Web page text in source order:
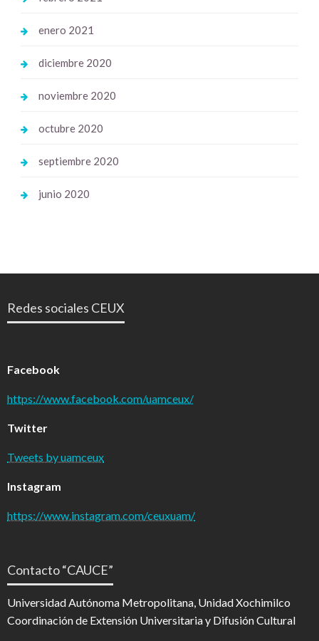
enero 2021
diciembre 2020
noviembre 2020
octubre 2020
septiembre 2020
junio 2020
Redes sociales CEUX
Facebook
https://www.facebook.com/uamceux/
Twitter
Tweets by uamceux
Instagram
https://www.instagram.com/ceuxuam/
Contacto “CAUCE”
Universidad Autónoma Metropolitana, Unidad Xochimilco
Coordinación de Extensión Universitaria y Difusión Cultural